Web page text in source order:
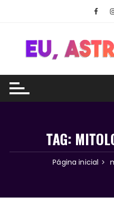
conteúdo
TAG:
Página inicial